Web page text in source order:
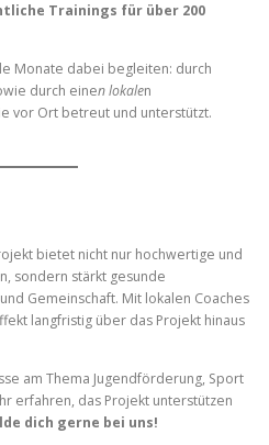
Trainings für über 200
Monate dabei begleiten: durch
durch einen lokalen
vor Ort betreut und unterstützt.
bietet nicht nur hochwertige und
sondern stärkt gesunde
Gemeinschaft. Mit lokalen Coaches
langfristig über das Projekt hinaus
am Thema Jugendförderung, Sport
erfahren, das Projekt unterstützen
dich gerne bei uns!